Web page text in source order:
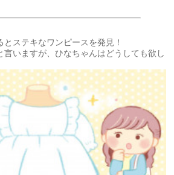
ステキなワンピースを発見！
言いますが、ひなちゃんはどうしても欲し